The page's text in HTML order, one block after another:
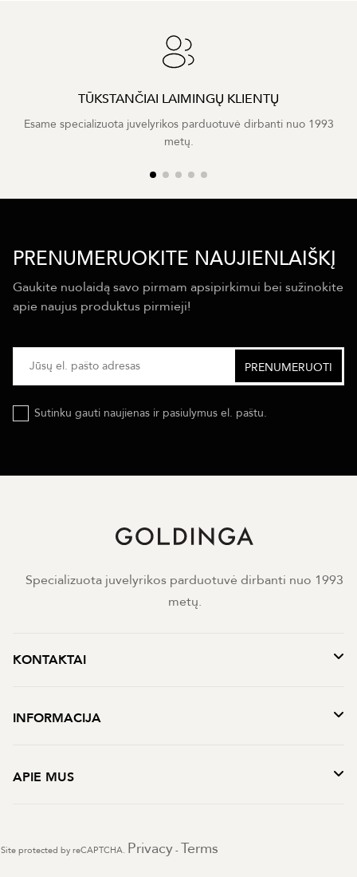
TŪKSTANČIAI LAIMINGŲ KLIENTŲ
Esame specializuota juvelyrikos parduotuvė dirbanti nuo 1993
metų.
PRENUMERUOKITE NAUJIENLAIŠKĮ
Gaukite nuolaidą savo pirmam apsipirkimui bei sužinokite
apie naujus produktus pirmieji!
Sutinku gauti naujienas ir pasiulymus el. paštu.
Specializuota juvelyrikos parduotuvė dirbanti nuo 1993
metų.
KONTAKTAI
INFORMACIJA
APIE MUS
Site protected by reCAPTCHA. Privacy - Terms